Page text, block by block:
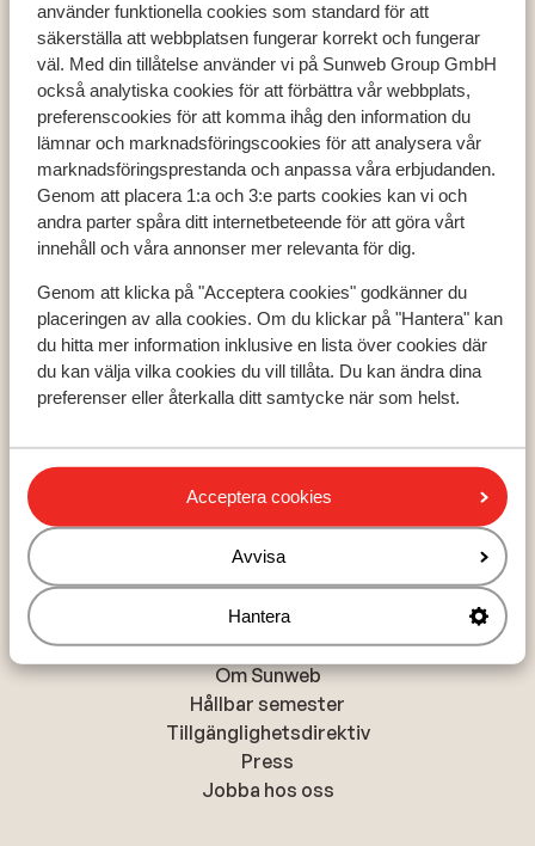
använder funktionella cookies som standard för att
säkerställa att webbplatsen fungerar korrekt och fungerar
väl. Med din tillåtelse använder vi på Sunweb Group GmbH
också analytiska cookies för att förbättra vår webbplats,
preferenscookies för att komma ihåg den information du
lämnar och marknadsföringscookies för att analysera vår
marknadsföringsprestanda och anpassa våra erbjudanden.
Genom att placera 1:a och 3:e parts cookies kan vi och
andra parter spåra ditt internetbeteende för att göra vårt
innehåll och våra annonser mer relevanta för dig.
Genom att klicka på "Acceptera cookies" godkänner du
placeringen av alla cookies. Om du klickar på "Hantera" kan
du hitta mer information inklusive en lista över cookies där
du kan välja vilka cookies du vill tillåta. Du kan ändra dina
preferenser eller återkalla ditt samtycke när som helst.
Acceptera cookies
Avvisa
Hantera
Populära länder
Grekland
Turkiet
Spanien
Kreta
Zakynthos
Turkiets sydkust
Populära städer
Chania
Alanya
Rhodos-stad
Om Sunweb
Om Sunweb
Hållbar semester
Tillgänglighetsdirektiv
Press
Jobba hos oss